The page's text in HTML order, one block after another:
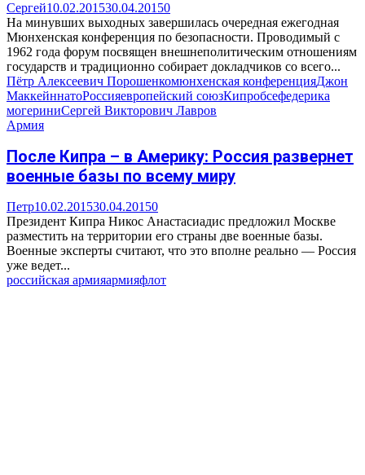
Сергей10.02.201530.04.20150
На минувших выходных завершилась очередная ежегодная
Мюнхенская конференция по безопасности. Проводимый с
1962 года форум посвящен внешнеполитическим отношениям
государств и традиционно собирает докладчиков со всего...
Пётр Алексеевич Порошенкомюнхенская конференцияДжон
МаккейннатоРоссияевропейский союзКипробсефедерика
могериниСергей Викторович Лавров
Армия
После Кипра – в Америку: Россия развернет
военные базы по всему миру
Петр10.02.201530.04.20150
Президент Кипра Никос Анастасиадис предложил Москве
разместить на территории его страны две военные базы.
Военные эксперты считают, что это вполне реально — Россия
уже ведет...
российская армияармияфлот